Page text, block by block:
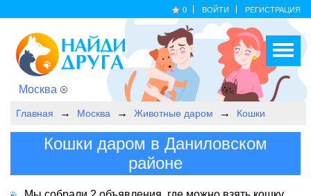
0 ВОЙТИ РЕГИСТРАЦИЯ
Москва
Главная Москва Животные даром Кошки
Кошки даром в Даниловском
районе